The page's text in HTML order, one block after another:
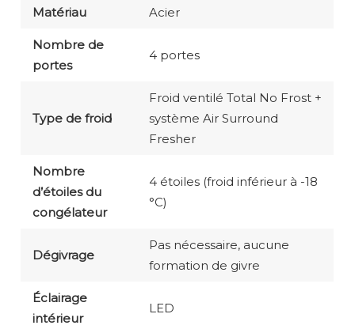
Matériau ‎Acier
Nombre de
portes
4 portes
Type de froid
Froid ventilé Total No Frost +
système Air Surround
Fresher
Nombre
d’étoiles du
congélateur
4 étoiles (froid inférieur à -18
°C)
Dégivrage
Pas nécessaire, aucune
formation de givre
Éclairage
intérieur
LED